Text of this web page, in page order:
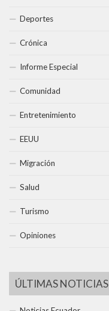
Deportes
Crónica
Informe Especial
Comunidad
Entretenimiento
EEUU
Migración
Salud
Turismo
Opiniones
ÚLTIMAS NOTICIAS